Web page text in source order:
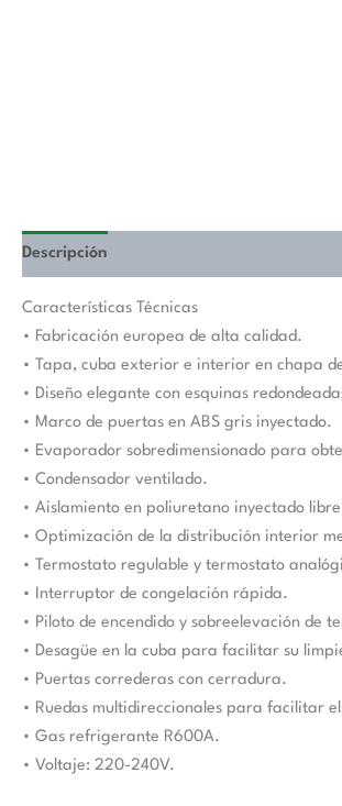
Descripción
Características Técnicas
• Fabricación europea de alta calidad.
• Tapa, cuba exterior e interior en chapa
• Diseño elegante con esquinas
• Marco de puertas en ABS gris inyectado.
• Evaporador sobredimensionado para
• Condensador ventilado.
• Aislamiento en poliuretano inyectado
• Optimización de la distribución interior
• Termostato regulable y termostato
• Interruptor de congelación rápida.
• Piloto de encendido y sobreelevación de
• Desagüe en la cuba para facilitar su
• Puertas correderas con cerradura.
• Ruedas multidireccionales para facilitar
• Gas refrigerante R600A.
• Voltaje: 220-240V.